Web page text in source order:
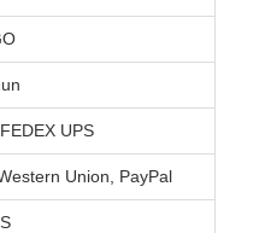
UPS
Union, PayPal